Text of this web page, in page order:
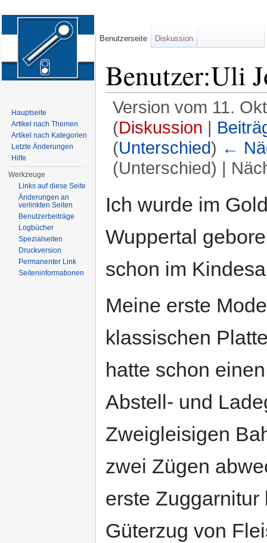
Benutzer:Uli
Version vom 11.
(Diskussion |
(Unterschied) ←
(Unterschied) |
Ich wurde im
Wuppertal
schon im
Meine erste
klassischen
hatte schon
Abstell- und
Zweigleisigen
zwei Zügen
erste
Güterzug von
Benutzerseite Diskussion
Hauptseite
Artikel nach Themen
Artikel nach Kategorien
Letzte Änderungen
Hilfe
Werkzeuge
Links auf diese Seite
Änderungen an
verlinkten Seiten
Benutzerbeiträge
Logbücher
Spezialseiten
Druckversion
Permanenter Link
Seiten­informationen